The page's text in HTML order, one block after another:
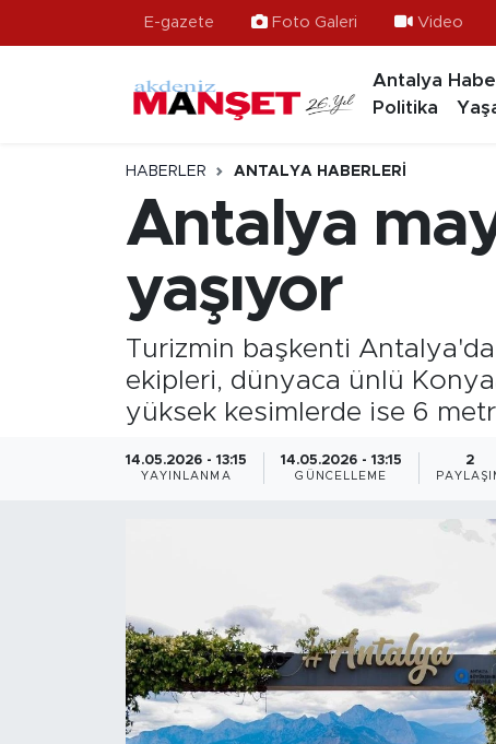
E-gazete Foto Galeri Video
Antalya
Politika
HABERLER ANTALYA HABERLERI
Antalya
yaşıyor
Turizmin başkenti
ekipleri, dünyaca ünlü
yüksek kesimlerde ise 6
14.05.2026 - 13:15
YAYINLANMA
14.05.2026 - 13:15
GÜNCELLEME
2
Ekonomi
Gündem
Kültür- Sanat
Politika
Resmi İlanlar
Hava Durumu
Tüm Manşetler
Son Dakika Haberleri
Haber Arşivi